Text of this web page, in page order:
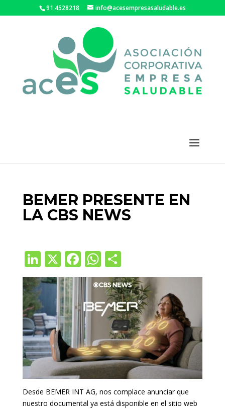
91 4528218 info@acesempresasaludable.es
BEMER PRESENTE EN
LA CBS NEWS
Li
n
k
e
dI
n
X F
ac
e
b
o
o
k
W
h
at
s
A
p
p
C
o
m
p
ar
ti
r
Desde BEMER INT AG, nos complace anunciar que
nuestro documental ya está disponible en el sitio web